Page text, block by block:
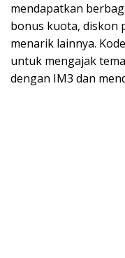
mendapatkan
bonus kuota, diskon
menarik lainnya.
untuk mengajak
dengan IM3 dan